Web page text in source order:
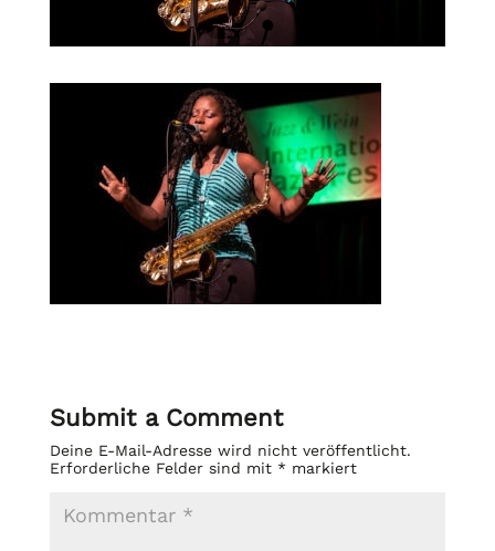
Submit a Comment
Deine E-Mail-Adresse wird nicht veröffentlicht.
Erforderliche Felder sind mit *markiert